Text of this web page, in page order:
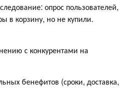
опрос пользователей,
в корзину, но не купили.
с конкурентами на
бенефитов (сроки, доставка,